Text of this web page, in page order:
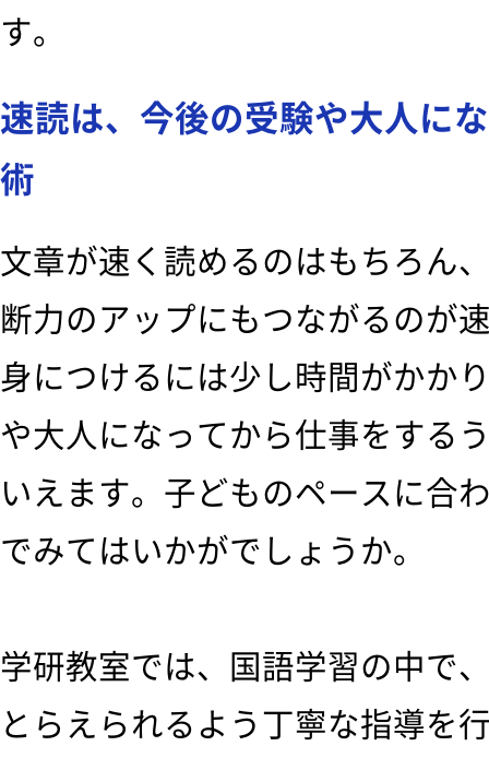
す。
速読は、今後の受験や大人に
術
文章が速く読めるのはもちろん
断力のアップにもつながるのが
身につけるには少し時間がかか
や大人になってから仕事をする
いえます。子どものペースに合
でみてはいかがでしょうか。
学研教室では、国語学習の中で
とらえられるよう丁寧な指導を